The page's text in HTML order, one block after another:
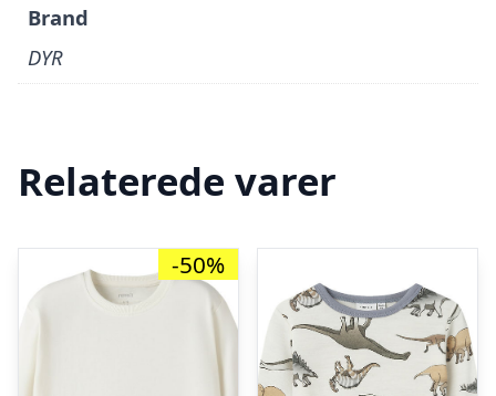
Brand
DYR
Relaterede varer
-50%